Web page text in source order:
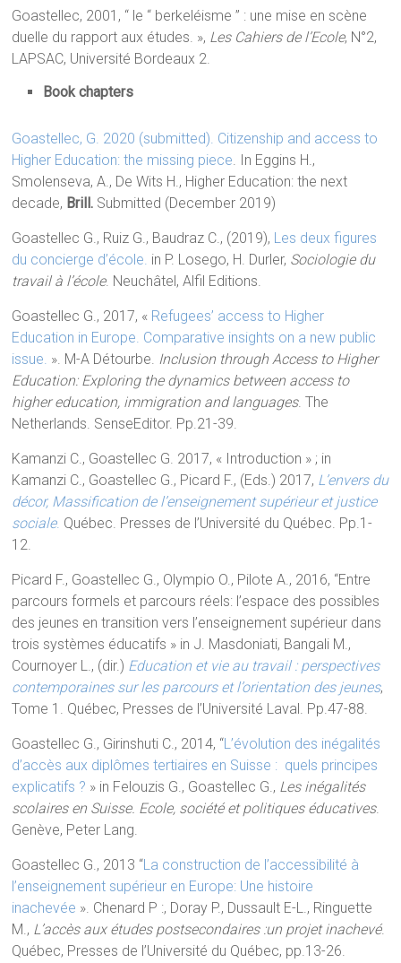
Goastellec, 2001, “ le “ berkeléisme ” : une mise en scène
duelle du rapport aux études. », Les Cahiers de l’Ecole, N°2,
LAPSAC, Université Bordeaux 2.
Book chapters
Goastellec, G. 2020 (submitted). Citizenship and access to
Higher Education: the missing piece . In Eggins H.,
Smolenseva, A., De Wits H., Higher Education: the next
decade, Brill. Submitted (December 2019)
Goastellec G., Ruiz G., Baudraz C., (2019), Les deux figures
du concierge d’école. in P. Losego, H. Durler, Sociologie du
travail à l’école. Neuchâtel, Alfil Editions.
Goastellec G., 2017, « Refugees’ access to Higher
Education in Europe. Comparative insights on a new public
issue. ». M-A Détourbe. Inclusion through Access to Higher
Education: Exploring the dynamics between access to
higher education, immigration and languages. The
Netherlands. SenseEditor. Pp.21-39.
Kamanzi C., Goastellec G. 2017, « Introduction » ; in
Kamanzi C., Goastellec G., Picard F., (Eds.) 2017, L’envers du
décor, Massification de l’enseignement supérieur et justice
sociale. Québec. Presses de l’Université du Québec. Pp.1-
12.
Picard F., Goastellec G., Olympio O., Pilote A., 2016, “Entre
parcours formels et parcours réels: l’espace des possibles
des jeunes en transition vers l’enseignement supérieur dans
trois systèmes éducatifs » in J. Masdoniati, Bangali M.,
Cournoyer L., (dir.) Education et vie au travail : perspectives
contemporaines sur les parcours et l’orientation des jeunes,
Tome 1. Québec, Presses de l’Université Laval. Pp.47-88.
Goastellec G., Girinshuti C., 2014, “L’évolution des inégalités
d’accès aux diplômes tertiaires en Suisse : quels principes
explicatifs ? » in Felouzis G., Goastellec G., Les inégalités
scolaires en Suisse. Ecole, société et politiques éducatives.
Genève, Peter Lang.
Goastellec G., 2013 “La construction de l’accessibilité à
l’enseignement supérieur en Europe: Une histoire
inachevée ». Chenard P :, Doray P., Dussault E-L., Ringuette
M., L’accès aux études postsecondaires :un projet inachevé.
Québec, Presses de l’Université du Québec, pp.13-26.